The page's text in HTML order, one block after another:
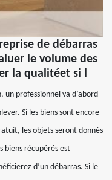
de débarras
le volume des
la qualitéet si l
un professionnel va d’abord
Si les biens sont encore
les objets seront donnés
biens récupérés est
d’un débarras. Si le